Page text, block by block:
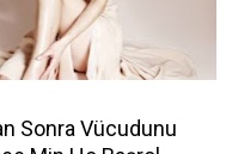
Sonra Vücudunu